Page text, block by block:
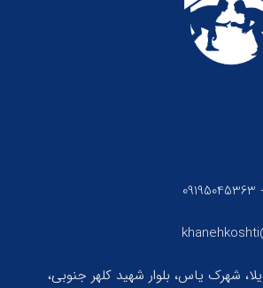
شهرک یاس، بلوار شهید کلهر جنوبی،